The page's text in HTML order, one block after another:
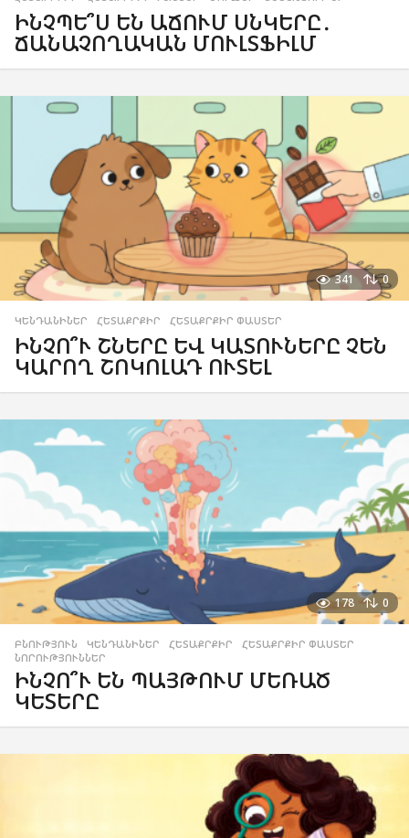
ԻՆՉՊԵ՞Ս ԵՆ ԱՃՈՒՄ ՍՆԿԵՐԸ․
ՃԱՆԱՉՈՂԱԿԱՆ ՄՈՒԼՏՖԻԼՄ
341 0
ԿԵՆԴԱՆԻՆԵՐ ,ՀԵՏԱՔՐՔԻՐ ,ՀԵՏԱՔՐՔԻՐ ՓԱՍՏԵՐ
ԻՆՉՈ՞Ւ ՇՆԵՐԸ ԵՎ ԿԱՏՈՒՆԵՐԸ ՉԵՆ
ԿԱՐՈՂ ՇՈԿՈԼԱԴ ՈՒՏԵԼ
178 0
ԲՆՈՒԹՅՈՒՆ ,ԿԵՆԴԱՆԻՆԵՐ ,ՀԵՏԱՔՐՔԻՐ ,ՀԵՏԱՔՐՔԻՐ ՓԱՍՏԵՐ
ՆՈՐՈՒԹՅՈՒՆՆԵՐ
ԻՆՉՈ՞Ւ ԵՆ ՊԱՅԹՈՒՄ ՄԵՌԱԾ
ԿԵՏԵՐԸ